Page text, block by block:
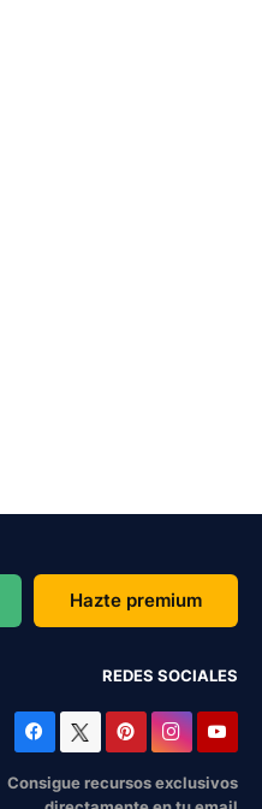
Hazte premium
REDES SOCIALES
Consigue recursos exclusivos